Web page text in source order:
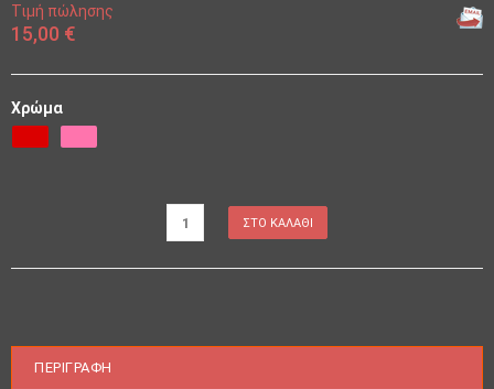
Τιμή πώλησης
15,00 €
Χρώμα
ΠΕΡΙΓΡΑΦΉ